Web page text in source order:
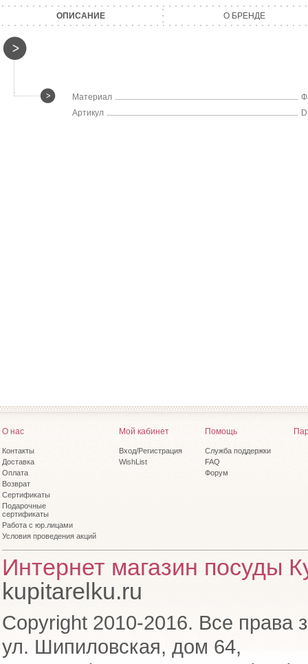
ОПИСАНИЕ О БРЕНДЕ
Материал
Артикул
О нас
Контакты
Доставка
Оплата
Возврат
Сертификаты
Подарочные
сертификаты
Работа с юр.лицами
Условия проведения акций
Мой кабинет
Вход/Регистрация
WishList
Помощь
Служба поддержки
FAQ
Форум
Интернет магазин посуды
kupitarelku.ru
Copyright 2010-2016. Все права
ул. Шипиловская, дом 64,